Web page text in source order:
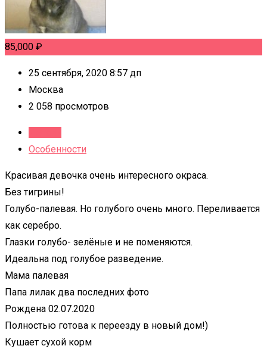
85,000 ₽
25 сентября, 2020 8:57 дп
Москва
2 058 просмотров
Особенности
Красивая девочка очень интересного окраса.
Без тигрины!
Голубо-палевая. Но голубого очень много. Переливается
как серебро.
Глазки голубо- зелёные и не поменяются.
Идеальна под голубое разведение.
Мама палевая
Папа лилак два последних фото
Рождена 02.07.2020
Полностью готова к переезду в новый дом!)
Кушает сухой корм